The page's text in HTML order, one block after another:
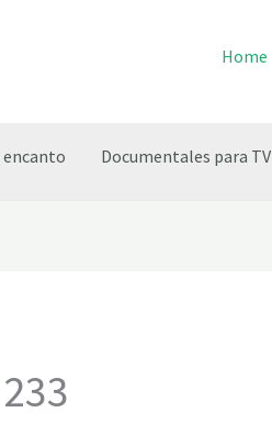
Home
encanto Documentales para TV